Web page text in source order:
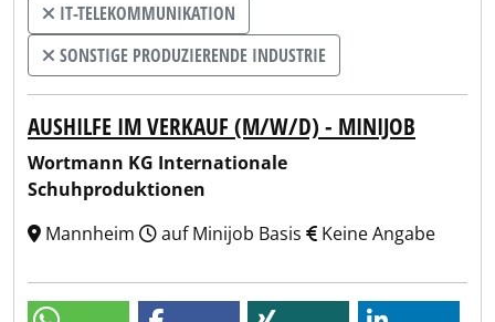
IT-TELEKOMMUNIKATION
SONSTIGE PRODUZIERENDE INDUSTRIE
AUSHILFE IM VERKAUF (M/W/D) - MINIJOB
Wortmann KG Internationale
Schuhproduktionen
Mannheim
auf Minijob Basis Keine Angabe